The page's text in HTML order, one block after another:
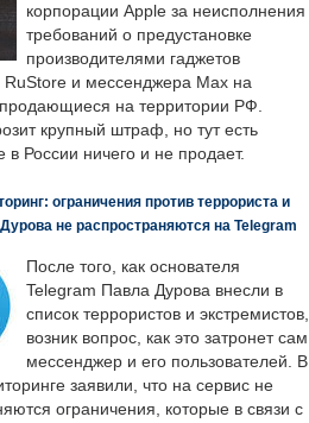
корпорации Apple за неисполнения
требований о предустановке
производителями гаджетов
и мессенджера Max на
продающиеся на территории РФ.
крупный штраф, но тут есть
в России ничего и не продает.
ограничения против террориста и
не распространяются на Telegram
После того, как основателя
Telegram Павла Дурова внесли в
список террористов и экстремистов,
возник вопрос, как это затронет сам
мессенджер и его пользователей. В
заявили, что на сервис не
ограничения, которые в связи с